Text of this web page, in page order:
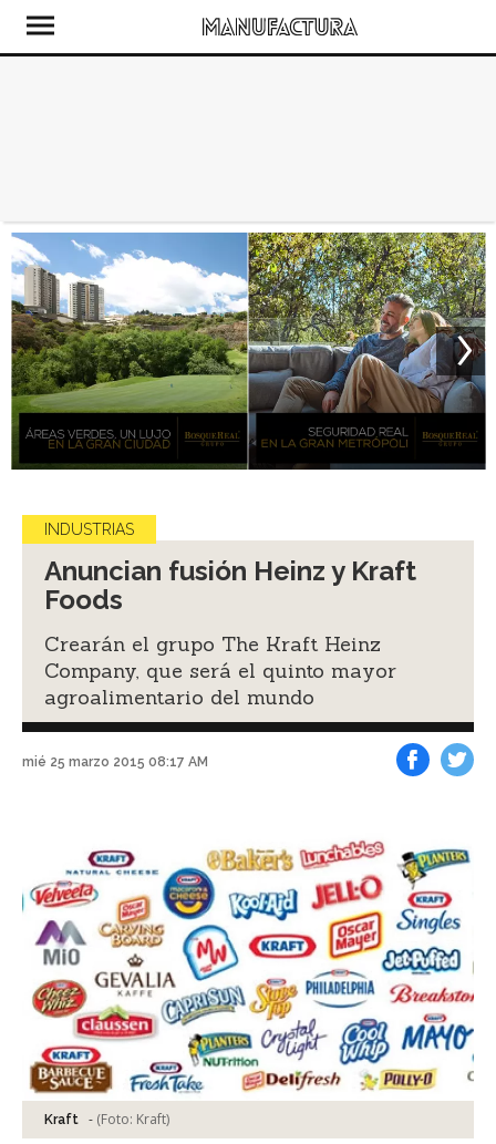
INDUSTRIAS
Anuncian fusión Heinz y Kraft
Foods
Crearán el grupo The Kraft Heinz
Company, que será el quinto mayor
agroalimentario del mundo
mié 25 marzo 2015 08:17 AM
Kraft - (Foto: Kraft)